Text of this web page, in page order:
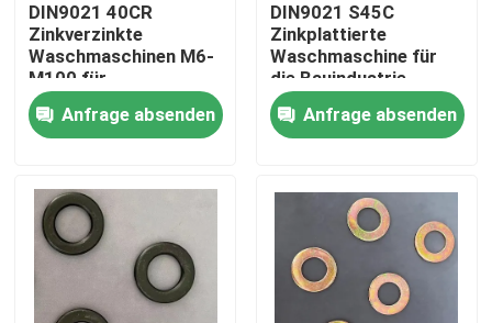
Referenzen
Flachstahlwaschmaschine
Strukturalstahlspüler
Schwere Waschmaschine
DIN9021 40CR
Zinkverzinkte
Waschmaschinen M6-
M100 für
Infrastrukturprojekte
Anfrage absenden
DIN9021 S45C
Zinkplattierte
Waschmaschine für
die Bauindustrie
Anfrage absenden